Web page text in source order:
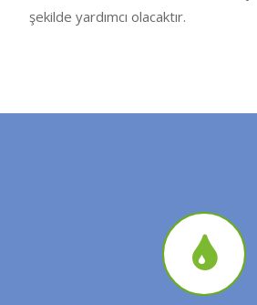
şekilde yardımcı olacaktır.